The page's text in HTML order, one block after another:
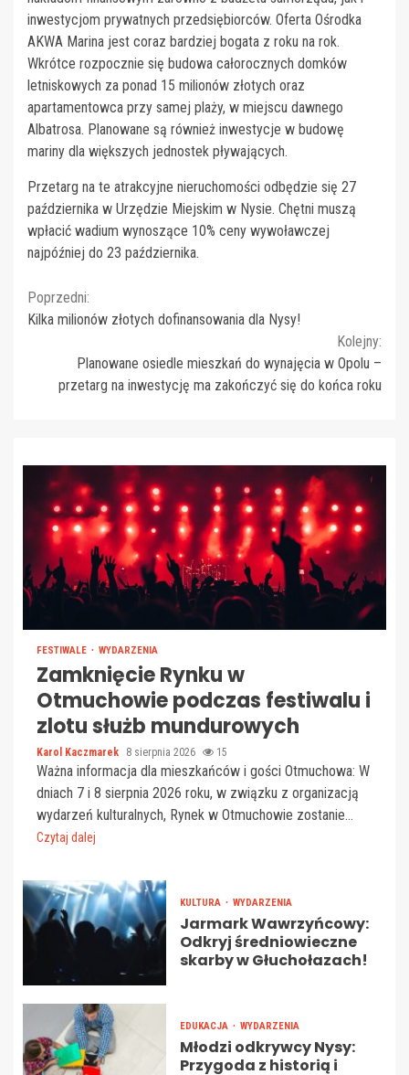
inwestycjom prywatnych przedsiębiorców. Oferta Ośrodka
AKWA Marina jest coraz bardziej bogata z roku na rok.
Wkrótce rozpocznie się budowa całorocznych domków
letniskowych za ponad 15 milionów złotych oraz
apartamentowca przy samej plaży, w miejscu dawnego
Albatrosa. Planowane są również inwestycje w budowę
mariny dla większych jednostek pływających.
Przetarg na te atrakcyjne nieruchomości odbędzie się 27
października w Urzędzie Miejskim w Nysie. Chętni muszą
wpłacić wadium wynoszące 10% ceny wywoławczej
najpóźniej do 23 października.
Continue
Reading
Poprzedni:
Kilka milionów złotych dofinansowania dla Nysy!
Kolejny:
Planowane osiedle mieszkań do wynajęcia w Opolu –
przetarg na inwestycję ma zakończyć się do końca roku
FESTIWALE WYDARZENIA
Zamknięcie Rynku w
Otmuchowie podczas festiwalu i
zlotu służb mundurowych
Karol Kaczmarek 8 sierpnia 2026 15
Ważna informacja dla mieszkańców i gości Otmuchowa: W
dniach 7 i 8 sierpnia 2026 roku, w związku z organizacją
wydarzeń kulturalnych, Rynek w Otmuchowie zostanie...
Czytaj dalej
KULTURA WYDARZENIA
Jarmark Wawrzyńcowy:
Odkryj średniowieczne
skarby w Głuchołazach!
EDUKACJA WYDARZENIA
Młodzi odkrywcy Nysy:
Przygoda z historią i